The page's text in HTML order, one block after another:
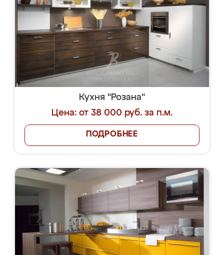
Кухня "Розана"
Цена: от 38 000 руб. за п.м.
ПОДРОБНЕЕ